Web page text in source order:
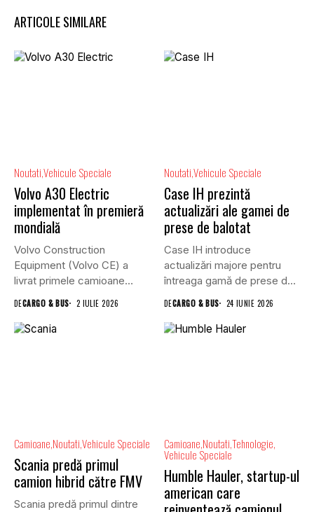
ARTICOLE SIMILARE
NoutatiVehicule Speciale
Volvo A30 Electric
implementat în premieră
mondială
Volvo Construction
Equipment (Volvo CE) a
livrat primele camioane
DECARGO & BUS 2 IULIE 2026
NoutatiVehicule Speciale
Case IH prezintă
actualizări ale gamei de
prese de balotat
Case IH introduce
actualizări majore pentru
întreaga gamă de prese de
DECARGO & BUS 24 IUNIE 2026
Camioane NoutatiVehicule Speciale
Scania predă primul
camion hibrid către FMV
Scania predă primul dintre
Camioane NoutatiTehnologie
Vehicule Speciale
Humble Hauler, startup-ul
american care